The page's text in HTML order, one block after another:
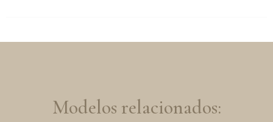
Modelos relacionados: